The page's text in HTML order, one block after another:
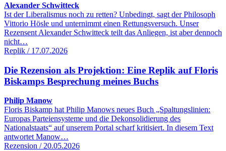
Alexander Schwitteck
Ist der Liberalismus noch zu retten? Unbedingt, sagt der Philosoph
Vittorio Hösle und unternimmt einen Rettungsversuch. Unser
Rezensent Alexander Schwitteck teilt das Anliegen, ist aber dennoch
nicht…
Replik / 17.07.2026
Die Rezension als Projektion: Eine Replik auf Floris
Biskamps Besprechung meines Buchs
Philip Manow
Floris Biskamp hat Philip Manows neues Buch „Spaltungslinien:
Europas Parteiensysteme und die Dekonsolidierung des
Nationalstaats“ auf unserem Portal scharf kritisiert. In diesem Text
antwortet Manow…
Rezension / 20.05.2026